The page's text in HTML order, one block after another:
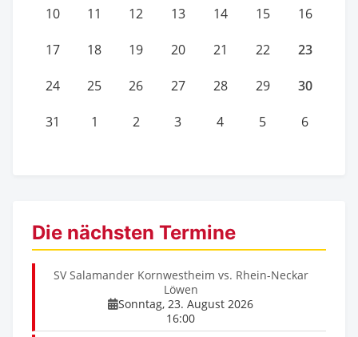
10 11 12 13 14 15 16
17 18 19 20 21 22 23
24 25 26 27 28 29 30
31 1 2 3 4 5 6
Die nächsten Termine
SV Salamander Kornwestheim vs. Rhein-Neckar
Löwen
Sonntag, 23. August 2026
16:00